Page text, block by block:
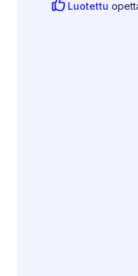
Luotettu